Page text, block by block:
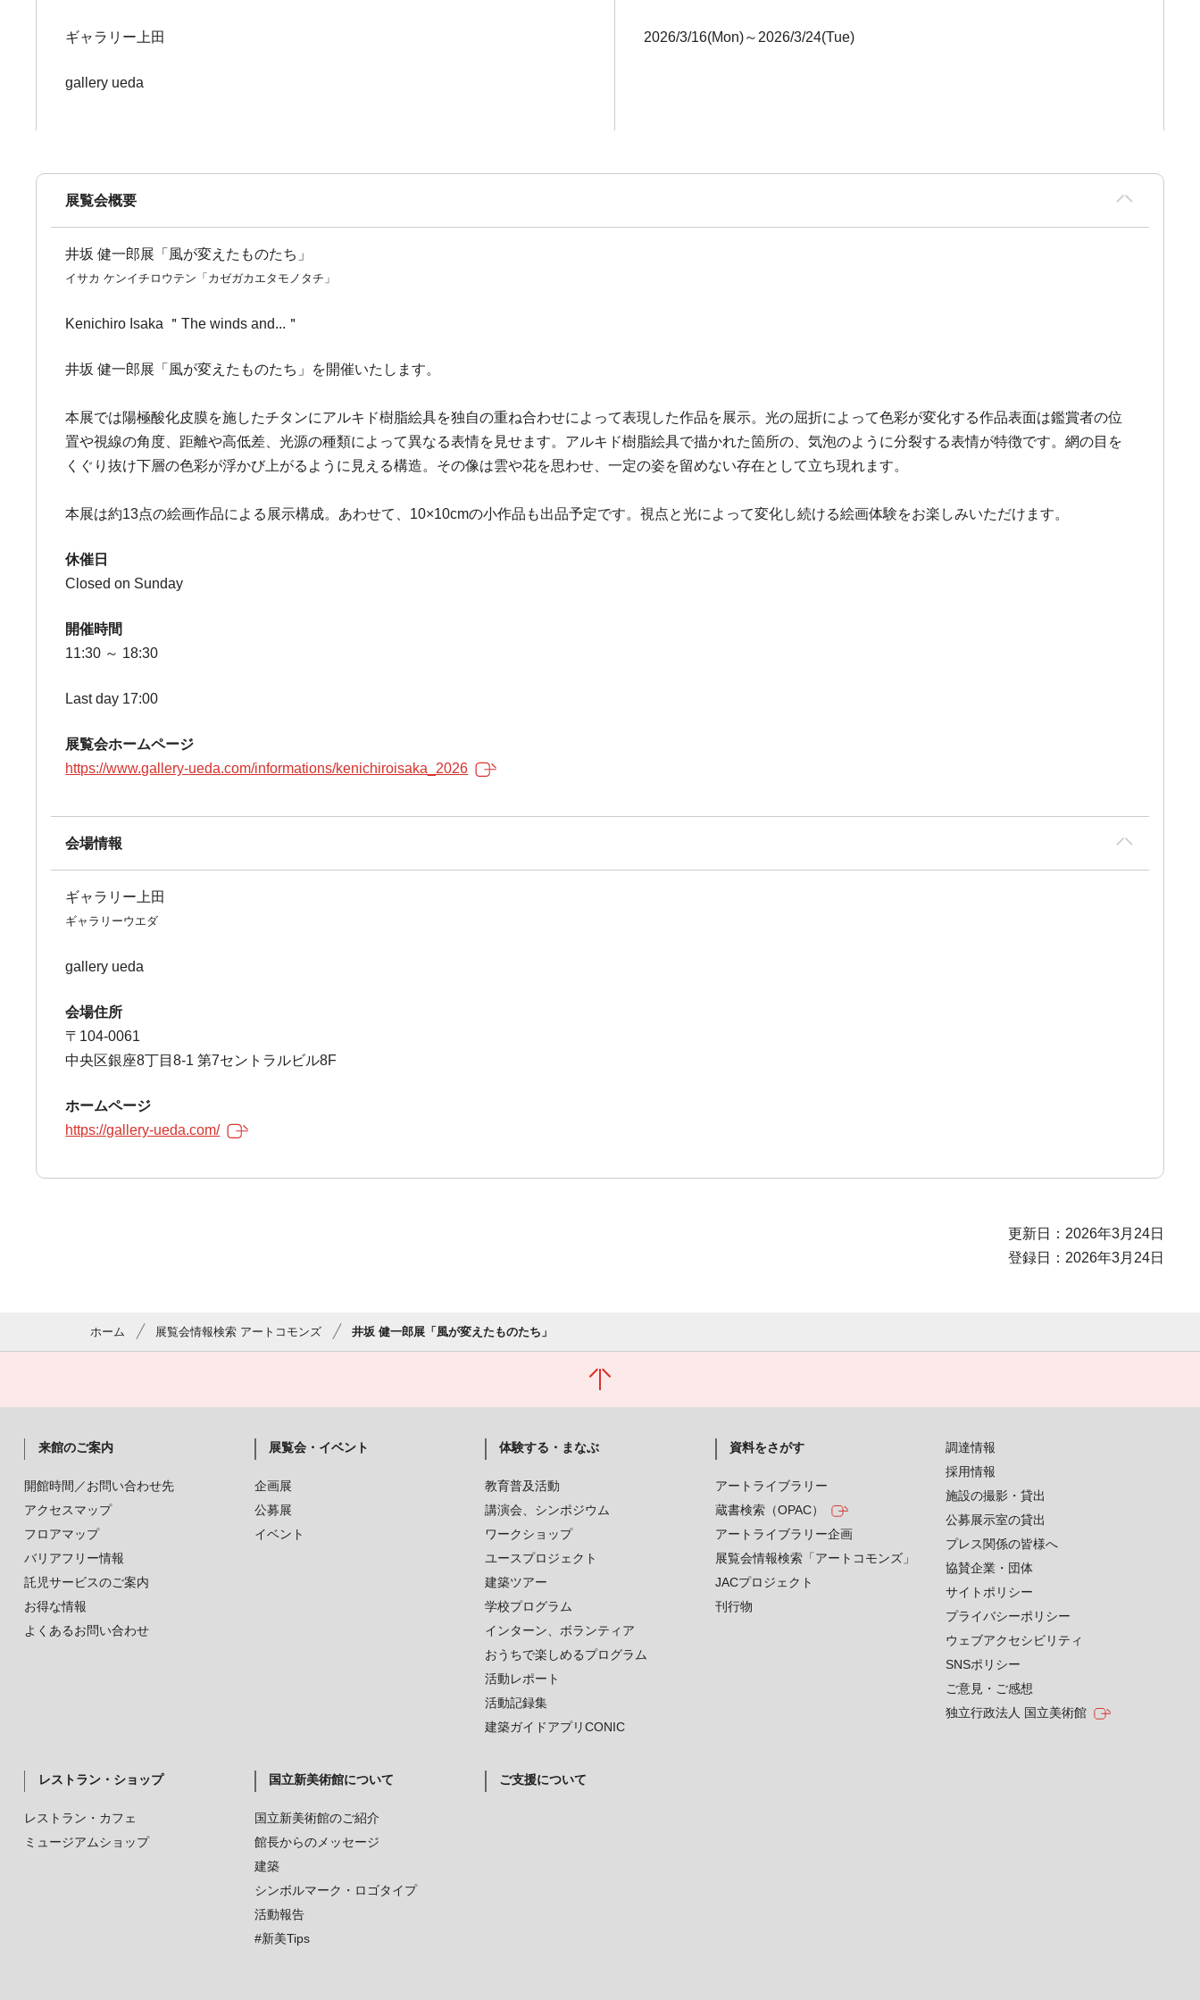
ギャラリー上田
gallery ueda
2026/3/16(Mon)～2026/3/24(Tue)
展覧会概要
井坂 健一郎展「風が変えたものたち」
イサカ ケンイチロウテン「カゼガカエタモノタチ」
Kenichiro Isaka ＂The winds and...＂
井坂 健一郎展「風が変えたものたち」を開催いたします。
本展では陽極酸化皮膜を施したチタンにアルキド樹脂絵具を独自の重ね合わせによって表現した作品を展示。光の屈折によって色彩が変化する作品表面は鑑賞者の位
置や視線の角度、距離や高低差、光源の種類によって異なる表情を見せます。アルキド樹脂絵具で描かれた箇所の、気泡のように分裂する表情が特徴です。網の目を
くぐり抜け下層の色彩が浮かび上がるように見える構造。その像は雲や花を思わせ、一定の姿を留めない存在として立ち現れます。
本展は約13点の絵画作品による展示構成。あわせて、10×10cmの小作品も出品予定です。視点と光によって変化し続ける絵画体験をお楽しみいただけます。
休催日
Closed on Sunday
開催時間
11:30 ～ 18:30
Last day 17:00
展覧会ホームページ
https://www.gallery-ueda.com/informations/kenichiroisaka_2026
会場情報
ギャラリー上田
ギャラリーウエダ
gallery ueda
会場住所
〒104-0061
中央区銀座8丁目8-1 第7セントラルビル8F
ホームページ
https://gallery-ueda.com/
更新日：2026年3月24日
登録日：2026年3月24日
ホーム 展覧会情報検索 アートコモンズ 井坂 健一郎展「風が変えたものたち」
来館のご案内
開館時間／お問い合わせ先
アクセスマップ
フロアマップ
バリアフリー情報
託児サービスのご案内
お得な情報
よくあるお問い合わせ
展覧会・イベント
企画展
公募展
イベント
体験する・まなぶ
教育普及活動
講演会、シンポジウム
ワークショップ
ユースプロジェクト
建築ツアー
学校プログラム
インターン、ボランティア
おうちで楽しめるプログラム
活動レポート
活動記録集
建築ガイドアプリCONIC
資料をさがす
アートライブラリー
蔵書検索（OPAC）
アートライブラリー企画
展覧会情報検索「アートコモンズ」
JACプロジェクト
刊行物
レストラン・ショップ
レストラン・カフェ
ミュージアムショップ
国立新美術館について
国立新美術館のご紹介
館長からのメッセージ
建築
シンボルマーク・ロゴタイプ
活動報告
#新美Tips
ご支援について
調達情報
採用情報
施設の撮影・貸出
公募展示室の貸出
プレス関係の皆様へ
協賛企業・団体
サイトポリシー
プライバシーポリシー
ウェブアクセシビリティ
SNSポリシー
ご意見・ご感想
独立行政法人 国立美術館